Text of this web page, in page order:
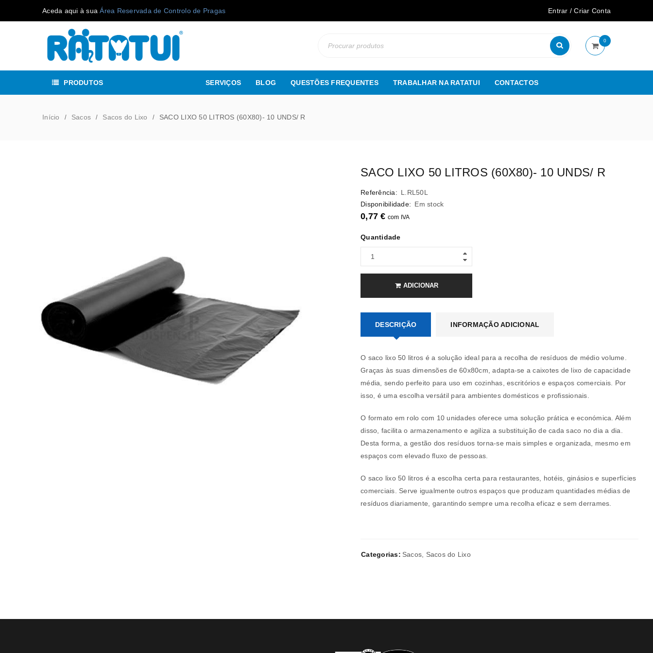
INICIAR SESSÃO
Nome de utilizador ou email
REGISTAR NOVA CONTA
A ligação para definir uma nova senha será enviada para o seu
REGISTAR NOVA CONTA
Aceda aqui à suaÁrea Reservada de Controlo de Pragas Entrar /Criar Conta
0
PRODUTOS SERVIÇOS BLOG QUESTÕES FREQUENTES TRABALHAR NA RATATUI CONTACTOS
Início / Sacos / Sacos do Lixo / SACO LIXO 50 LITROS (60X80)- 10 UNDS/ R
SACO LIXO 50 LITROS (60X80)- 10 UNDS/ R
Referência: L.RL50L
Disponibilidade: Em stock
0,77€ com IVA
Quantidade
ADICIONAR
DESCRIÇÃO INFORMAÇÃO ADICIONAL
O saco lixo 50 litros é a solução ideal para a recolha de resíduos de médio volume.
Graças às suas dimensões de 60x80cm, adapta-se a caixotes de lixo de capacidade
média, sendo perfeito para uso em cozinhas, escritórios e espaços comerciais. Por
isso, é uma escolha versátil para ambientes domésticos e profissionais.
O formato em rolo com 10 unidades oferece uma solução prática e económica. Além
disso, facilita o armazenamento e agiliza a substituição de cada saco no dia a dia.
Desta forma, a gestão dos resíduos torna-se mais simples e organizada, mesmo em
espaços com elevado fluxo de pessoas.
O saco lixo 50 litros é a escolha certa para restaurantes, hotéis, ginásios e superfícies
comerciais. Serve igualmente outros espaços que produzam quantidades médias de
resíduos diariamente, garantindo sempre uma recolha eficaz e sem derrames.
Categorias: Sacos Sacos do Lixo